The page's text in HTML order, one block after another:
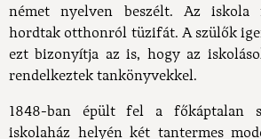
német nyelven beszélt. Az iskola
hordtak otthonról tüzifát. A szülők
ezt bizonyítja az is, hogy az
rendelkeztek tankönyvekkel.
1848-ban épült fel a főkáptalan
iskolaház helyén két tantermes